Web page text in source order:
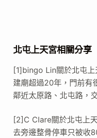
北屯上天宮相關分享
[1]bingo Lin關於北屯上
建廟超過20年，門前有
鄰近太原路、北屯路，
[2]C Clare關於北屯上
去旁邊整骨停車只被收